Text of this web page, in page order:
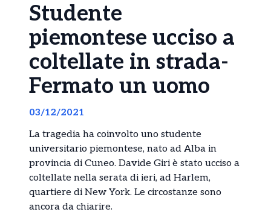
Studente
piemontese ucciso a
coltellate in strada-
Fermato un uomo
03/12/2021
La tragedia ha coinvolto uno studente
universitario piemontese, nato ad Alba in
provincia di Cuneo. Davide Giri è stato ucciso a
coltellate nella serata di ieri, ad Harlem,
quartiere di New York. Le circostanze sono
ancora da chiarire.